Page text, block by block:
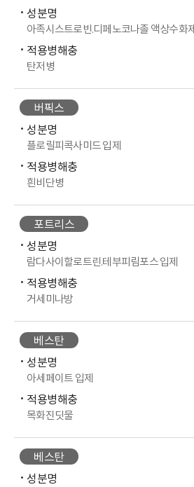
성분명
아족시스트로빈.디페노코나졸 액상수화제
적용병해충
탄저병
버픽스
성분명
플로릴피콕사미드 입제
적용병해충
흰비단병
포트리스
성분명
람다사이할로트린.테부피림포스 입제
적용병해충
거세미나방
베스탄
성분명
아세페이트 입제
적용병해충
목화진딧물
베스탄
성분명